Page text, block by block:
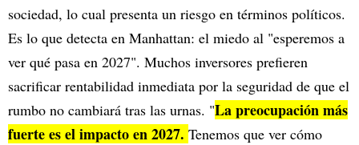
sociedad, lo cual presenta un riesgo en términos políticos.
Es lo que detecta en Manhattan: el miedo al "esperemos a
ver qué pasa en 2027". Muchos inversores prefieren
sacrificar rentabilidad inmediata por la seguridad de que el
rumbo no cambiará tras las urnas. "La preocupación más
fuerte es el impacto en 2027. Tenemos que ver cómo